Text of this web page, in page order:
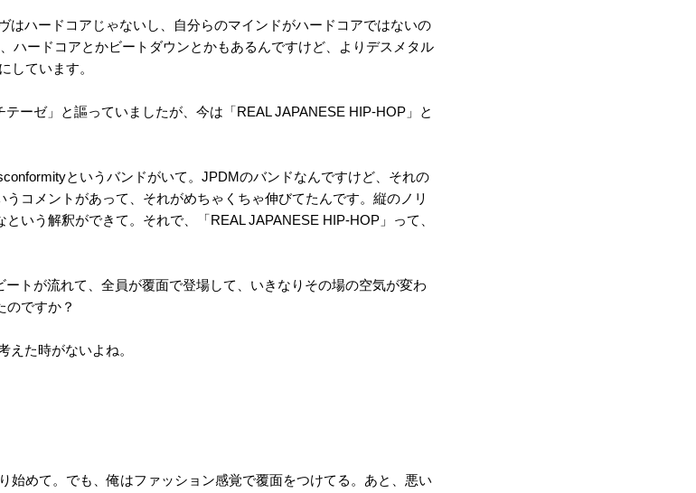
ハードコアじゃないし、自分らのマインドがハードコアではないの
ハードコアとかビートダウンとかもあるんですけど、よりデスメタル
しています。
ーゼ」と謳っていましたが、今は「REAL JAPANESE HIP-HOP」と
というバンドがいて。JPDMのバンドなんですけど、それの
コメントがあって、それがめちゃくちゃ伸びてたんです。縦のノリ
いう解釈ができて。それで、「REAL JAPANESE HIP-HOP」って、
トが流れて、全員が覆面で登場して、いきなりその場の空気が変わ
のですか？
た時がないよね。
めて。でも、俺はファッション感覚で覆面をつけてる。あと、悪い